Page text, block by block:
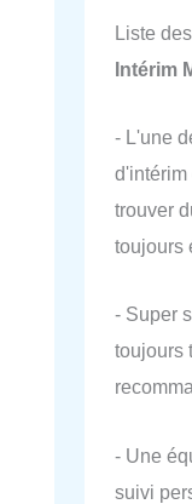
Liste
Intérim
- L'une
d'intérim
trouver
toujours
- Super
toujours
- Une
suivi